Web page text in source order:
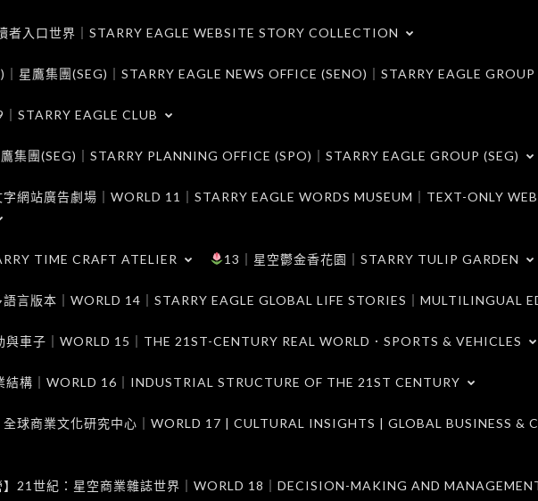
者入口世界｜STARRY EAGLE WEBSITE STORY COLLECTION
星鷹集團(SEG)｜STARRY EAGLE NEWS OFFICE (SENO)｜STARRY EAGLE GROUP
STARRY EAGLE CLUB
集團(SEG)｜STARRY PLANNING OFFICE (SPO)｜STARRY EAGLE GROUP (SEG)
網站廣告劇場｜WORLD 11｜STARRY EAGLE WORDS MUSEUM｜TEXT-ONLY
TIME CRAFT ATELIER 13｜星空鬱金香花園｜STARRY TULIP GARDEN
言版本｜WORLD 14｜STARRY EAGLE GLOBAL LIFE STORIES｜MULTILINGUAL
車子｜WORLD 15｜THE 21ST-CENTURY REAL WORLD．SPORTS & VEHICLES
結構｜WORLD 16｜INDUSTRIAL STRUCTURE OF THE 21ST CENTURY
球商業文化研究中心｜WORLD 17 | CULTURAL INSIGHTS | GLOBAL BUSINESS &
】21世紀：星空商業雜誌世界｜WORLD 18｜DECISION-MAKING AND